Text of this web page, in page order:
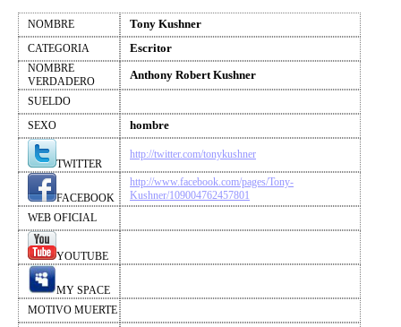
NOMBRE Tony Kushner
CATEGORIA Escritor
NOMBRE
VERDADERO
Anthony Robert Kushner
SUELDO
SEXO
hombre
TWITTER
http://twitter.com/tonykushner
FACEBOOK
http://www.facebook.com/pages/Tony-
Kushner/109004762457801
WEB OFICIAL
YOUTUBE
MY SPACE
MOTIVO MUERTE